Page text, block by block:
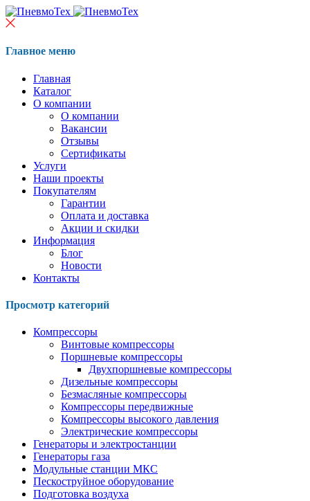
Главное меню
Главная
Каталог
О компании
О компании
Вакансии
Отзывы
Сертификаты
Услуги
Наши проекты
Покупателям
Гарантии
Оплата и доставка
Акции и скидки
Информация
Блог
Новости
Контакты
Просмотр категорий
Компрессоры
Винтовые компрессоры
Поршневые компрессоры
Двухпоршневые компрессоры
Дизельные компрессоры
Безмасляные компрессоры
Компрессоры передвижные
Компрессоры высокого давления
Электрические компрессоры
Генераторы и электростанции
Генераторы газа
Модульные станции МКС
Пескоструйное оборудование
Подготовка воздуха